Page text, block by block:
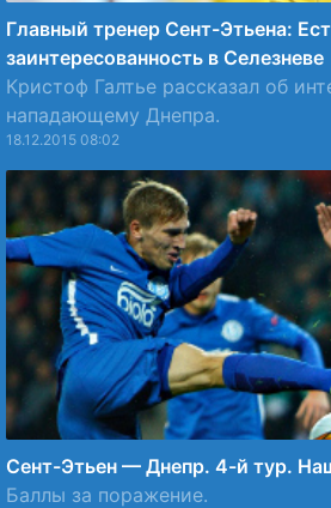
Главный тренер Сент-Этьена:
заинтересованность в Селезневе
Кристоф Галтье рассказал об
нападающему Днепра.
18.12.2015 08:02
Сент-Этьен — Днепр. 4-й тур.
Баллы за поражение.